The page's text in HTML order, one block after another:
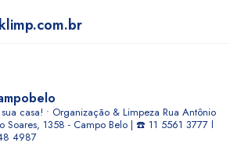
casa! • Organização & Limpeza Rua Antônio
Soares, 1358 - Campo Belo | ☎️ 11 5561 3777 l
4987